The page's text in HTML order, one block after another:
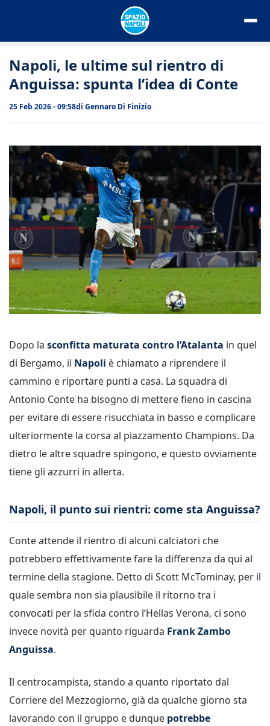
Napoli, le ultime sul rientro di
Anguissa: spunta l’idea di Conte
25 Feb 2026 - 09:58di Gennaro Di Finizio
Dopo la sconfitta maturata contro l’Atalanta in quel
di Bergamo, il Napoli è chiamato a riprendere il
cammino e riportare punti a casa. La squadra di
Antonio Conte ha bisogno di mettere fieno in cascina
per evitare di essere risucchiata in basso e complicare
ulteriormente la corsa al piazzamento Champions. Da
dietro le altre squadre spingono, e questo ovviamente
tiene gli azzurri in allerta.
Napoli, il punto sui rientri: come sta Anguissa?
Conte attende il rientro di alcuni calciatori che
potrebbero effettivamente fare la differenza da qui al
termine della stagione. Detto di Scott McTominay, per il
quale sembra non sia plausibile il ritorno tra i
convocati per la sfida contro l’Hellas Verona, ci sono
invece novità per quanto riguarda Frank Zambo
Anguissa.
Il centrocampista, stando a quanto riportato dal
Corriere del Mezzogiorno, già da qualche giorno sta
lavorando con il gruppo e dunque potrebbe